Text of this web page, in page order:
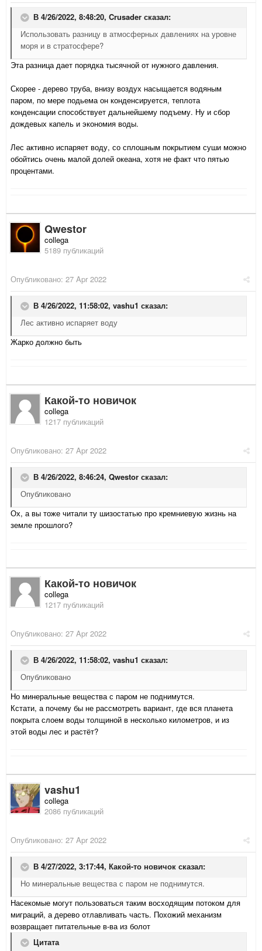
В 4/26/2022, 8:48:20, Crusader сказал:
Использовать разницу в атмосферных давлениях на уровне
моря и в стратосфере?
Эта разница дает порядка тысячной от нужного давления.
Скорее - дерево труба, внизу воздух насыщается водяным
паром, по мере подьема он конденсируется, теплота
конденсации способствует дальнейшему подъему. Ну и сбор
дождевых капель и экономия воды.
Лес активно испаряет воду, со сплошным покрытием суши можно
обойтись очень малой долей океана, хотя не факт что пятью
процентами.
Qwestor
collega
5189 публикаций
Опубликовано: 27 Apr 2022
В 4/26/2022, 11:58:02, vashu1 сказал:
Лес активно испаряет воду
Жарко должно быть
Какой-то новичок
collega
1217 публикаций
Опубликовано: 27 Apr 2022
В 4/26/2022, 8:46:24, Qwestor сказал:
Опубликовано
Ох, а вы тоже читали ту шизостатью про кремниевую жизнь на
земле прошлого?
Какой-то новичок
collega
1217 публикаций
Опубликовано: 27 Apr 2022
В 4/26/2022, 11:58:02, vashu1 сказал:
Опубликовано
Но минеральные вещества с паром не поднимутся.
Кстати, а почему бы не рассмотреть вариант, где вся планета
покрыта слоем воды толщиной в несколько километров, и из
этой воды лес и растёт?
vashu1
collega
2086 публикаций
Опубликовано: 27 Apr 2022
В 4/27/2022, 3:17:44, Какой-то новичок сказал:
Но минеральные вещества с паром не поднимутся.
Насекомые могут пользоваться таким восходящим потоком для
миграций, а дерево отлавливать часть. Похожий механизм
возвращает питательные в-ва из болот
Цитата